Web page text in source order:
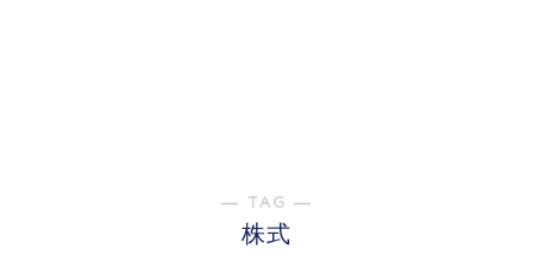
― TAG ―
株式